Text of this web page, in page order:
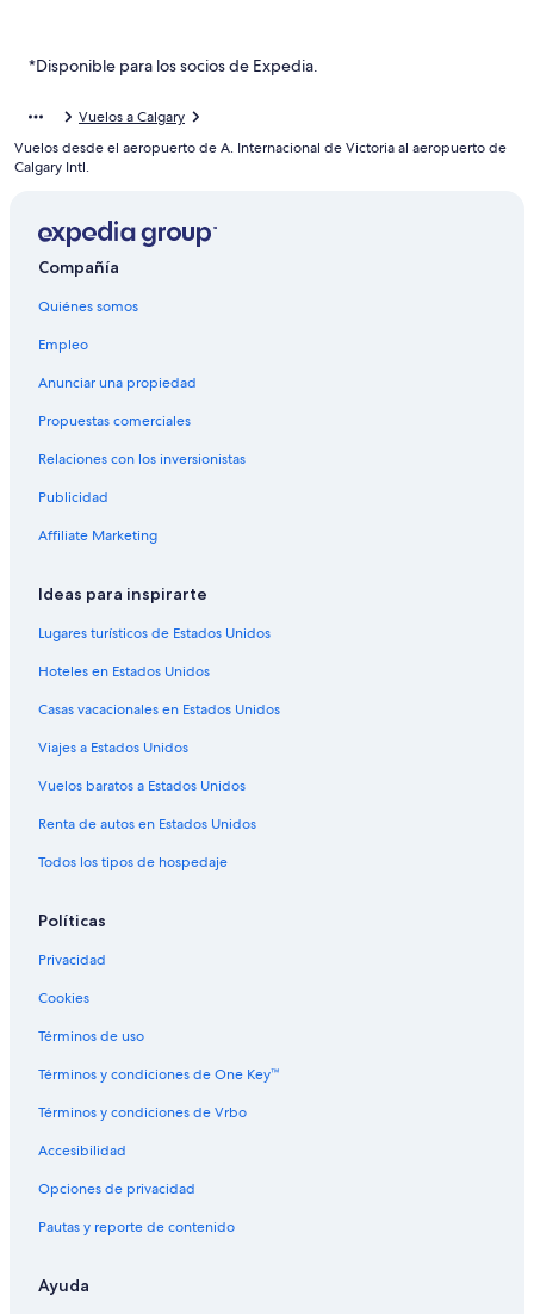
Hoteles con spa en Calgary
Hoteles baratos en Calgary
Hoteles con desayuno incluido en Calgary
Hoteles con traslado del/al aeropuerto en Calgary
Hoteles que aceptan mascotas en Calgary
Hoteles en Calgary
Moteles en Calgary
Residencias en Calgary
Hoteles en Balzac
Hoteles en Sage Hill
Hoteles en Banff Trail
Hoteles con spa en Northeast Calgary
Hoteles de ski en Northeast Calgary
Hoteles baratos en Northeast Calgary
Hoteles en Bridgeland
Hoteles en Capitol Hill
*Disponible para los socios de Expedia.
Vuelos a Calgary
Vuelos desde el aeropuerto de A. Internacional de Victoria al aeropuerto de
Calgary Intl.
Compañía
Quiénes somos
Empleo
Anunciar una propiedad
Propuestas comerciales
Relaciones con los inversionistas
Publicidad
Affiliate Marketing
Ideas para inspirarte
Lugares turísticos de Estados Unidos
Hoteles en Estados Unidos
Casas vacacionales en Estados Unidos
Viajes a Estados Unidos
Vuelos baratos a Estados Unidos
Renta de autos en Estados Unidos
Todos los tipos de hospedaje
Políticas
Privacidad
Cookies
Términos de uso
Términos y condiciones de One Key™
Términos y condiciones de Vrbo
Accesibilidad
Opciones de privacidad
Pautas y reporte de contenido
Ayuda